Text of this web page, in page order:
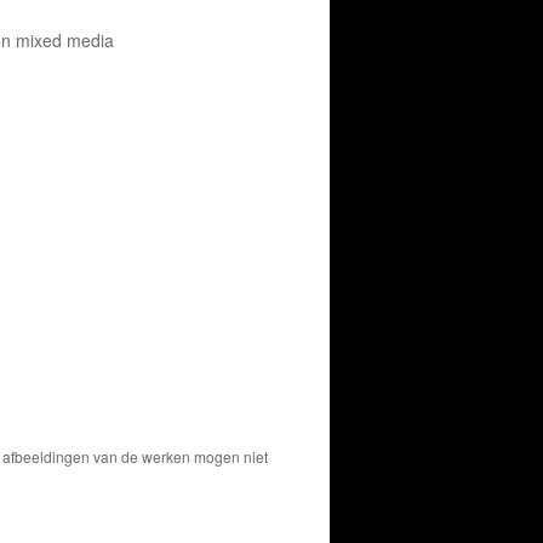
mixed media
van de werken mogen niet